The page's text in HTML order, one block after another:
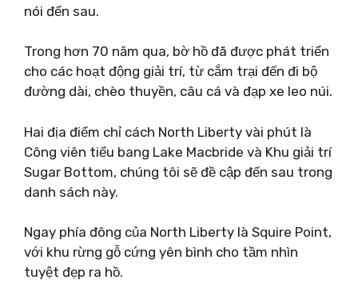
nói đến sau.
Trong hơn 70 năm qua, bờ hồ đã được phát triển
cho các hoạt động giải trí, từ cắm trại đến đi bộ
đường dài, chèo thuyền, câu cá và đạp xe leo núi.
Hai địa điểm chỉ cách North Liberty vài phút là
Công viên tiểu bang Lake Macbride và Khu giải trí
Sugar Bottom, chúng tôi sẽ đề cập đến sau trong
danh sách này.
Ngay phía đông của North Liberty là Squire Point,
với khu rừng gỗ cứng yên bình cho tầm nhìn
tuyệt đẹp ra hồ.